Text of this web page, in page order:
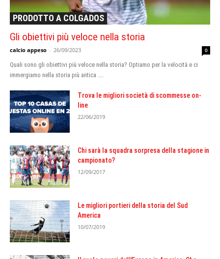
PRODOTTO A COLGADOS
Gli obiettivi più veloce nella storia
calcio appeso - 26/09/2023 0
Quali sono gli obiettivi più veloce nella storia? Optiamo per la velocità e ci
immergiamo nella storia più antica ....
Trova le migliori società di scommesse on-
line
22/06/2019
Chi sarà la squadra sorpresa della stagione in
campionato?
12/09/2017
Le migliori portieri della storia del Sud
America
10/07/2019